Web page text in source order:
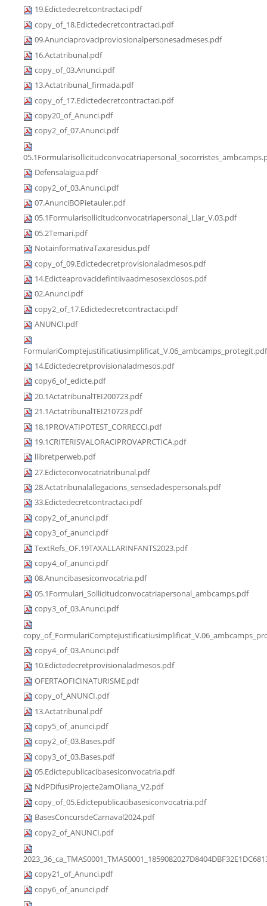
19.Edictedecretcontractaci.pdf
copy_of_18.Edictedecretcontractaci.pdf
09.Anunciaprovaciproviosionalpersonesadmeses.pdf
16.Actatribunal.pdf
copy_of_03.Anunci.pdf
13.Actatribunal_firmada.pdf
copy_of_17.Edictedecretcontractaci.pdf
copy20_of_Anunci.pdf
copy2_of_07.Anunci.pdf
Defensalaigua.pdf
copy2_of_03.Anunci.pdf
07.AnunciBOPietauler.pdf
05.1Formularisollicitudconvocatriapersonal_Llar_V.03.pdf
05.2Temari.pdf
NotainformativaTaxaresidus.pdf
copy_of_09.Edictedecretprovisionaladmesos.pdf
14.Edicteaprovacidefintiivaadmesosexclosos.pdf
02.Anunci.pdf
copy2_of_17.Edictedecretcontractaci.pdf
ANUNCI.pdf
FormulariComptejustificatiusimplificat_V.06_ambcamps_protegit.pdf
14.Edictedecretprovisionaladmesos.pdf
copy6_of_edicte.pdf
20.1ActatribunalTEI200723.pdf
21.1ActatribunalTEI210723.pdf
18.1PROVATIPOTEST_CORRECCI.pdf
19.1CRITERISVALORACIPROVAPRCTICA.pdf
llibretperweb.pdf
27.Edicteconvocatriatribunal.pdf
28.Actatribunalallegacions_sensedadespersonals.pdf
33.Edictedecretcontractaci.pdf
copy2_of_anunci.pdf
copy3_of_anunci.pdf
TextRefs_OF.19TAXALLARINFANTS2023.pdf
copy4_of_anunci.pdf
08.Anuncibasesiconvocatria.pdf
05.1Formulari_Sollicitudconvocatriapersonal_ambcamps.pdf
copy3_of_03.Anunci.pdf
copy4_of_03.Anunci.pdf
10.Edictedecretprovisionaladmesos.pdf
OFERTAOFICINATURISME.pdf
copy_of_ANUNCI.pdf
13.Actatribunal.pdf
copy5_of_anunci.pdf
copy2_of_03.Bases.pdf
copy3_of_03.Bases.pdf
05.Edictepublicacibasesiconvocatria.pdf
NdPDifusiProjecte2amOliana_V2.pdf
copy_of_05.Edictepublicacibasesiconvocatria.pdf
BasesConcursdeCarnaval2024.pdf
copy2_of_ANUNCI.pdf
copy21_of_Anunci.pdf
copy6_of_anunci.pdf